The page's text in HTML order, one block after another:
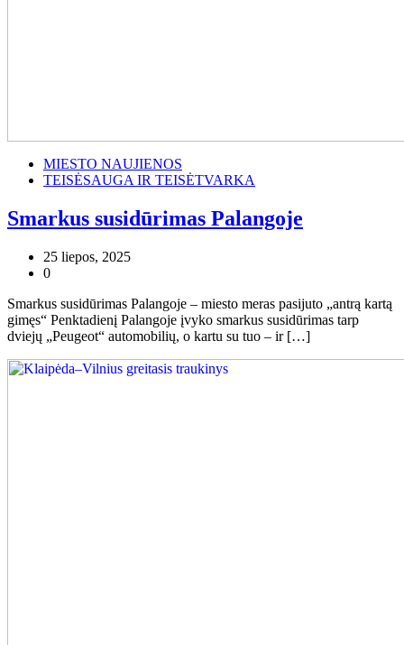
MIESTO NAUJIENOS
TEISĖSAUGA IR TEISĖTVARKA
Smarkus susidūrimas Palangoje
25 liepos, 2025
0
Smarkus susidūrimas Palangoje – miesto meras pasijuto „antrą kartą
gimęs“ Penktadienį Palangoje įvyko smarkus susidūrimas tarp
dviejų „Peugeot“ automobilių, o kartu su tuo – ir […]